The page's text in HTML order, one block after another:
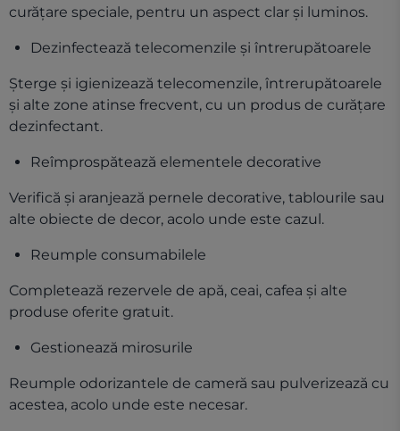
curățare speciale, pentru un aspect clar și luminos.
Dezinfectează telecomenzile și întrerupătoarele
Șterge și igienizează telecomenzile, întrerupătoarele
și alte zone atinse frecvent, cu un produs de curățare
dezinfectant.
Reîmprospătează elementele decorative
Verifică și aranjează pernele decorative, tablourile sau
alte obiecte de decor, acolo unde este cazul.
Reumple consumabilele
Completează rezervele de apă, ceai, cafea și alte
produse oferite gratuit.
Gestionează mirosurile
Reumple odorizantele de cameră sau pulverizează cu
acestea, acolo unde este necesar.